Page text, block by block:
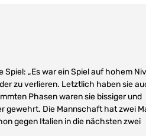
„Es war ein Spiel auf hohem
zu verlieren. Letztlich haben sie
Phasen waren sie bissiger und
gewehrt. Die Mannschaft hat zwei
gegen Italien in die nächsten zwei